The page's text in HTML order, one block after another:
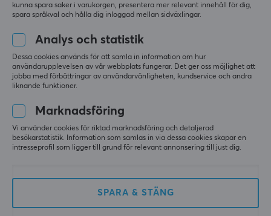
Level 10
Super Challenger
Mycket precis sikte och perfekt blandning av
kontroll och hastighet
Visa original
2 likes
nordin L
Verifierad köpare
PC
kunna spara saker i varukorgen, presentera mer relevant innehåll för dig,
spara språkval och hålla dig inloggad mellan sidväxlingar.
Analys och statistik
Dessa cookies används för att samla in information om hur
användarupplevelsen av vår webbplats fungerar. Det ger oss möjlighet att
jobba med förbättringar av användarvänligheten, kundservice och andra
liknande funktioner.
Marknadsföring
Vi använder cookies för riktad marknadsföring och detaljerad
besökarstatistik. Information som samlas in via dessa cookies skapar en
intresseprofil som ligger till grund för relevant annonsering till just dig.
SPARA & STÄNG